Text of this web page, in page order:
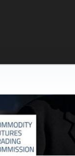
daha iyi
ve geliştirmek